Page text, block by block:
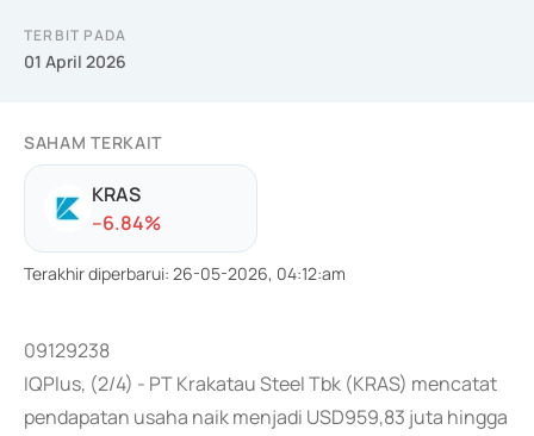
TERBIT PADA
01 April 2026
SAHAM TERKAIT
KRAS
--6.84%
Terakhir diperbarui: 26-05-2026, 04:12:am
09129238
IQPlus, (2/4) - PT Krakatau Steel Tbk (KRAS) mencatat
pendapatan usaha naik menjadi USD959,83 juta hingga